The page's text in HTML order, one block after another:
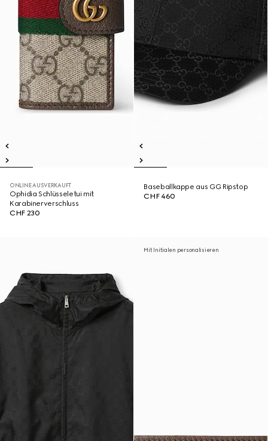
ONLINE AUSVERKAUFT
Ophidia Schlüsseletui mit
Karabinerverschluss
CHF 230
Baseballkappe aus GG Ripstop
CHF 460
Mit Initialen personalisieren